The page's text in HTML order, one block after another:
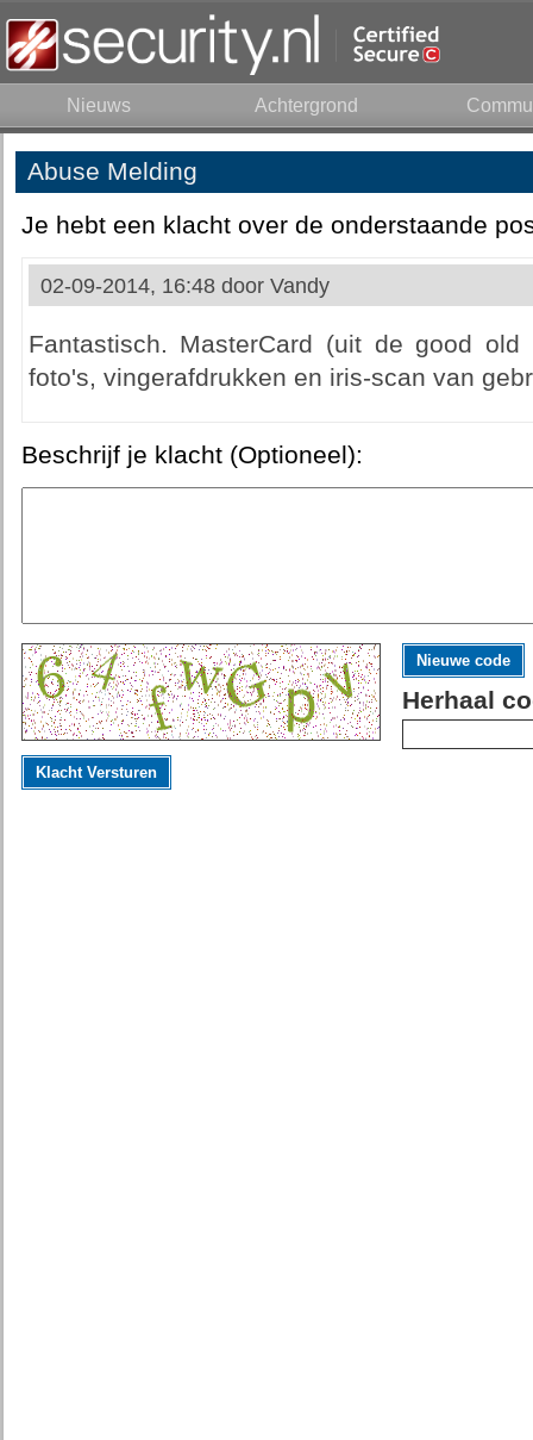
Nieuws Achtergrond
Abuse Melding
Je hebt een klacht over de onderstaande
02-09-2014, 16:48 door Vandy
Fantastisch. MasterCard (uit de good
foto's, vingerafdrukken en iris-scan van
Beschrijf je klacht (Optioneel):
Nieuwe code
Herhaal
Klacht Versturen